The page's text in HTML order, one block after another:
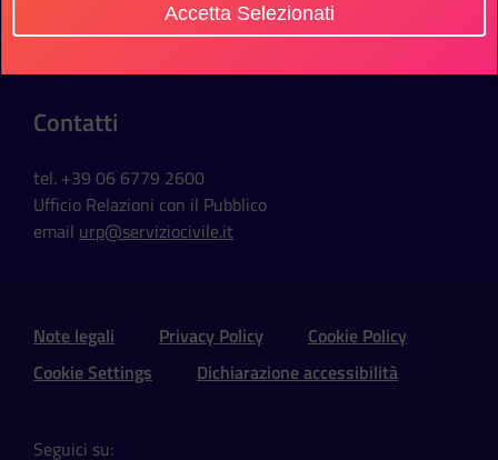
Via della Ferratella in Laterano, 51
Contatti
tel. +39 06 6779 2600
Ufficio Relazioni con il Pubblico
email urp@serviziocivile.it
Sezione Link Utili e Social
Note legali Privacy Policy
Cookie Policy
Cookie Settings
Dichiarazione accessibilità
Seguici su:
Accetta Selezionati